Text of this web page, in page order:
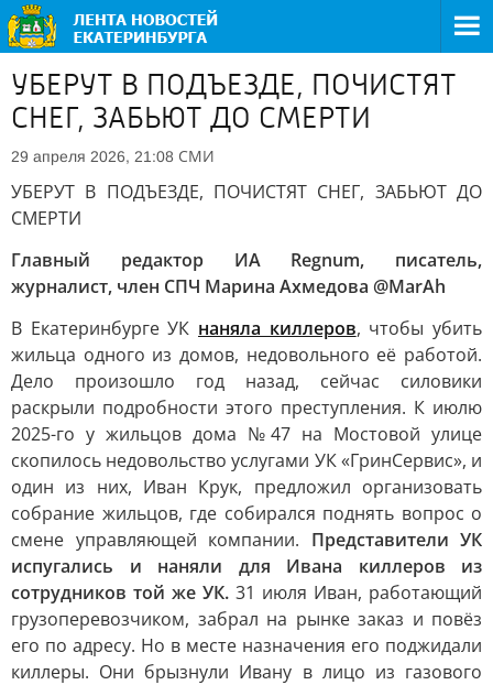
УБЕРУТ В ПОДЪЕЗДЕ, ПОЧИСТЯТ
СНЕГ, ЗАБЬЮТ ДО СМЕРТИ
29 апреля 2026, 21:08 СМИ
УБЕРУТ В ПОДЪЕЗДЕ, ПОЧИСТЯТ СНЕГ, ЗАБЬЮТ ДО
СМЕРТИ
Главный редактор ИА Regnum, писатель,
журналист, член СПЧ Марина Ахмедова @MarAh
В Екатеринбурге УК наняла киллеров, чтобы убить
жильца одного из домов, недовольного её работой.
Дело произошло год назад, сейчас силовики
раскрыли подробности этого преступления. К июлю
2025-го у жильцов дома №47 на Мостовой улице
скопилось недовольство услугами УК «ГринСервис», и
один из них, Иван Крук, предложил организовать
собрание жильцов, где собирался поднять вопрос о
смене управляющей компании. Представители УК
испугались и наняли для Ивана киллеров из
сотрудников той же УК. 31 июля Иван, работающий
грузоперевозчиком, забрал на рынке заказ и повёз
его по адресу. Но в месте назначения его поджидали
киллеры. Они брызнули Ивану в лицо из газового